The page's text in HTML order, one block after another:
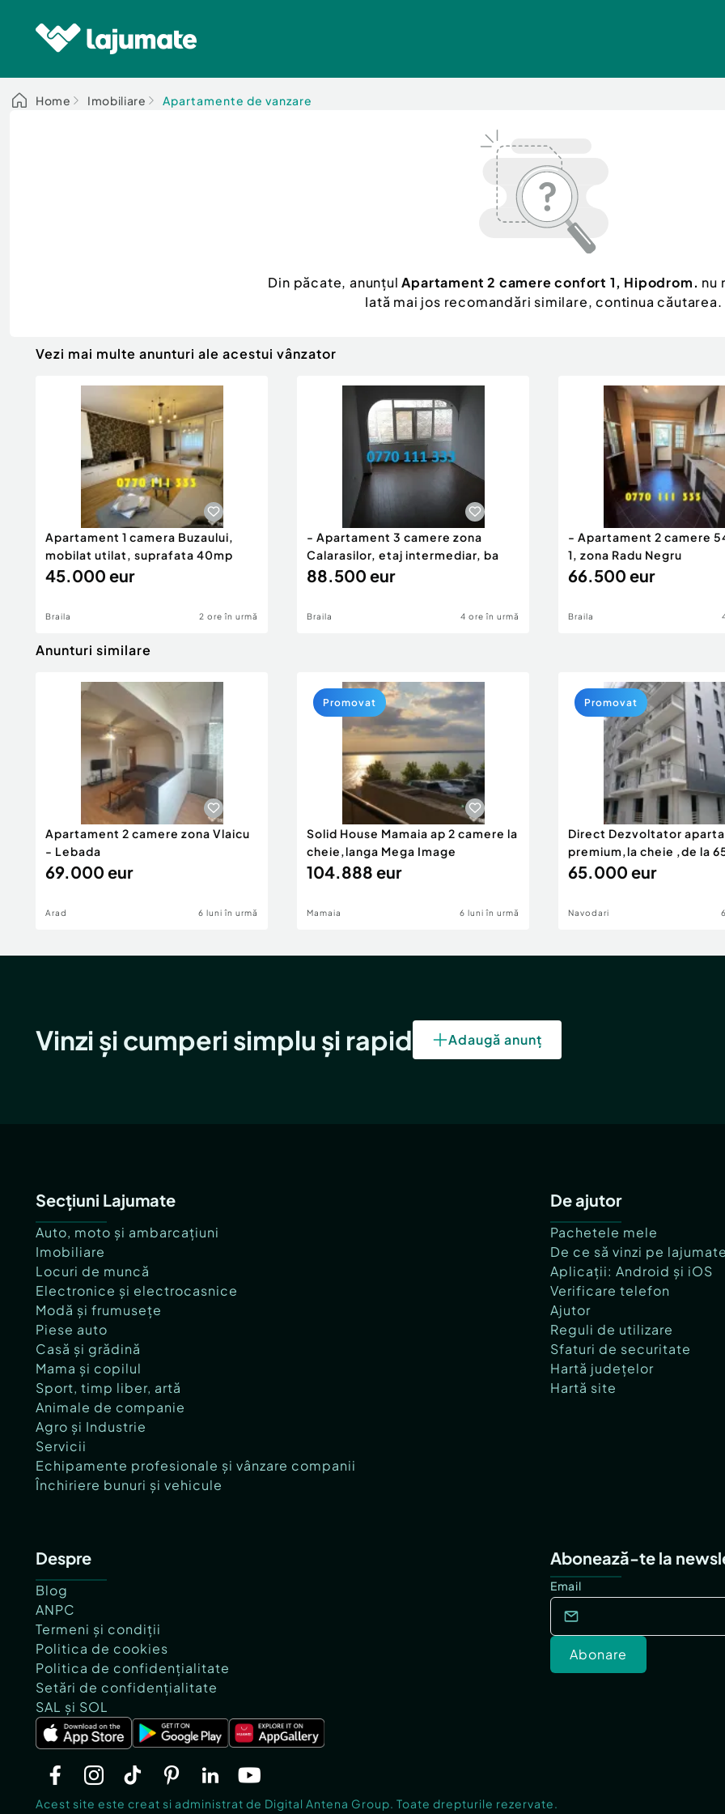
Home Imobiliare Apartamente de vanzare
Din păcate, anunțulApartament 2 camere confort 1, Hipodrom. nu
Iată mai jos recomandări similare, continua căutarea.
Vezi mai multe anunturi ale acestui vânzator
Apartament 1 camera Buzaului,
mobilat utilat, suprafata 40mp
45.000 eur
Braila 2 ore în urmă
- Apartament 3 camere zona
Calarasilor, etaj intermediar, ba
88.500 eur
Braila 4 ore în urmă
- Apartament 2 camere
1, zona Radu Negru
66.500 eur
Braila
Anunturi similare
Apartament 2 camere zona Vlaicu
- Lebada
69.000 eur
Arad 6 luni în urmă
Solid House Mamaia ap 2 camere la
cheie,langa Mega Image
104.888 eur
Mamaia 6 luni în urmă
Promovat
Direct Dezvoltator
premium,la cheie ,de la
eur
65.000 eur
Navodari
Promovat
Vinzi și cumperi simplu și rapid Adaugă anunț
Secțiuni Lajumate
Auto, moto și ambarcațiuni
Imobiliare
Locuri de muncă
Electronice și electrocasnice
Modă și frumusețe
Piese auto
Casă și grădină
Mama și copilul
Sport, timp liber, artă
Animale de companie
Agro și Industrie
Servicii
Echipamente profesionale și vânzare companii
Închiriere bunuri și vehicule
De ajutor
Pachetele mele
De ce să vinzi pe
Aplicații: Android și iOS
Verificare telefon
Ajutor
Reguli de utilizare
Sfaturi de securitate
Hartă județelor
Hartă site
Despre
Blog
ANPC
Termeni și condiții
Politica de cookies
Politica de confidențialitate
Setări de confidențialitate
SAL și SOL
Abonează-te la
Email
Abonare
Acest site este creat si administrat de Digital Antena Group. Toate drepturile rezervate.